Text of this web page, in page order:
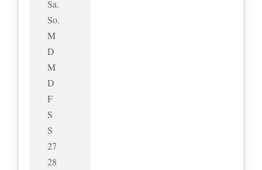
Sa.
So.
M
D
M
D
F
S
S
27
28